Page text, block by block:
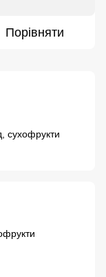
Порівняти
сухофрукти